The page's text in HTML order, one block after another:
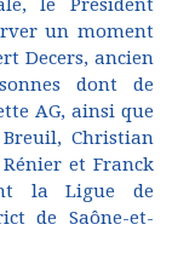
le Président
un moment
Decers, ancien
dont de
AG, ainsi que
Christian
et Franck
la Ligue de
de Saône-et-